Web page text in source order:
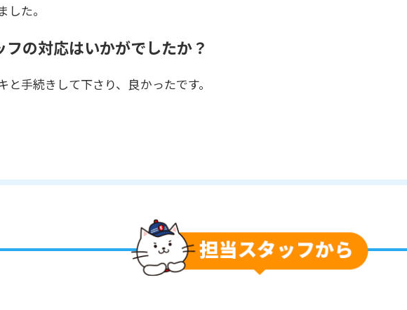
した。
フの対応はいかがでしたか？
と手続きして下さり、良かったです。